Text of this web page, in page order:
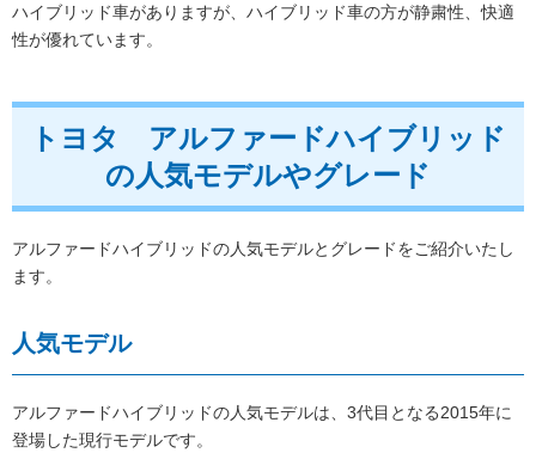
ハイブリッド車がありますが、ハイブリッド車の方が静粛性、快適
性が優れています。
トヨタ アルファードハイブリッド
の人気モデルやグレード
アルファードハイブリッドの人気モデルとグレードをご紹介いたし
ます。
人気モデル
アルファードハイブリッドの人気モデルは、3代目となる2015年に
登場した現行モデルです。